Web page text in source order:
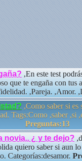
,En este test
que te engaña con tus
,Pareja. ,Amor.
,Como saber si
Tags:Como ,saber ,si
Preguntas:13
novia.. ¿ y te dejo?
quiero saber si aun
Categorías:desamor.